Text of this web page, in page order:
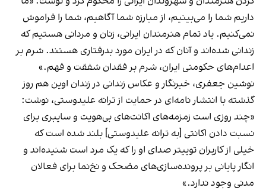
داریم شما را می‌بینیم، از مبارزه شما آگاهیم، شما را فراموش
نمی‌کنیم. یاد تمام هنرمندان ایرانی، زنان و مردانی هستیم که
زندانی شده‌اند و آنان که در ایران مورد بدرفتاری هستند. شرم بر
اعدام‌های حکومتی ایران، شرم بر فقدان شفقت و فهم.»
نوشین جعفری، خبرنگار و عکاس زندانی در زندان اوین هم روز
گذشته با انتشار نامه‌ای در حمایت از ترانه علیدوستی، نوشت:
«چند روزی است زمزمه‌های اکانت‌های بی‌هویت و سایبری برای
نسبت دادن اکانتی [به ترانه علیدوستی] بلند شده است که
خیلی از کاربران توییتر صدای او را که یک مرد است شنیده‌اند و
انگار پایانی بر پرونده‌سازی‌های مضحک و نخ‌نما برای فعالان
مدنی وجود ندارد.»